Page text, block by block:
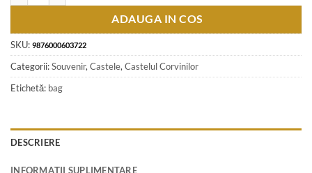
ADAUGA IN COS
SKU: 9876000603722
Categorii:Souvenir, Castele, Castelul Corvinilor
Etichetă: bag
DESCRIERE
INFORMAȚII SUPLIMENTARE